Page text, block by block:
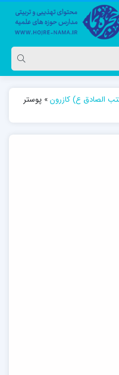
الصادق ع) کازرون» پوستر